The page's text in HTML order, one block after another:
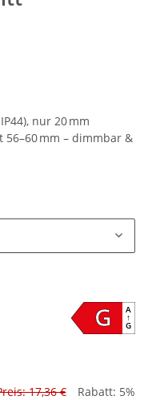
nur 20 mm
56–60 mm – dimmbar &
A
↑
G
G
17,36 € Rabatt: 5%